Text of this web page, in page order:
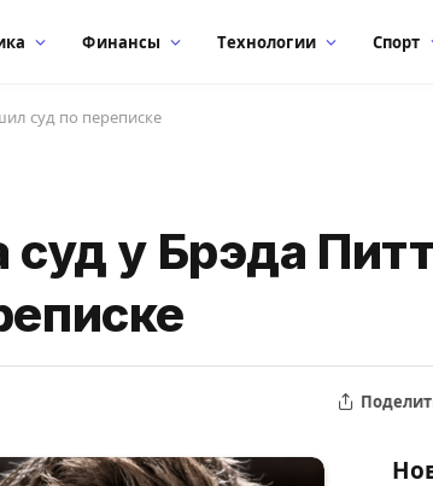
Финансы Технологии Спорт
суд по переписке
у Брэда